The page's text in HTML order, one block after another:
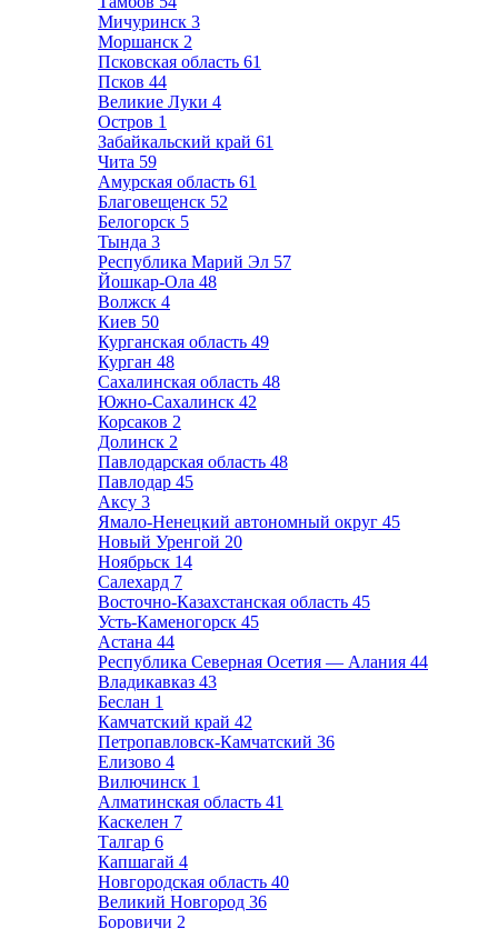
Мичуринск 3
Моршанск 2
Псковская область 61
Псков 44
Великие Луки 4
Остров 1
Забайкальский край 61
Чита 59
Амурская область 61
Благовещенск 52
Белогорск 5
Тында 3
Республика Марий Эл 57
Йошкар-Ола 48
Волжск 4
Киев 50
Курганская область 49
Курган 48
Сахалинская область 48
Южно-Сахалинск 42
Корсаков 2
Долинск 2
Павлодарская область 48
Павлодар 45
Аксу 3
Ямало-Ненецкий автономный округ 45
Новый Уренгой 20
Ноябрьск 14
Салехард 7
Восточно-Казахстанская область 45
Усть-Каменогорск 45
Астана 44
Республика Северная Осетия — Алания 44
Владикавказ 43
Беслан 1
Камчатский край 42
Петропавловск-Камчатский 36
Елизово 4
Вилючинск 1
Алматинская область 41
Каскелен 7
Талгар 6
Капшагай 4
Новгородская область 40
Великий Новгород 36
Боровичи 2